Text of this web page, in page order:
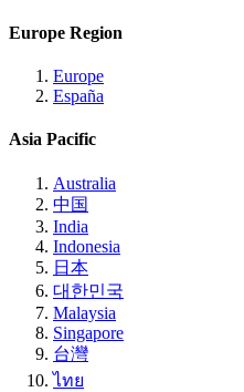
Europe Region
Europe
España
Asia Pacific
Australia
中国
India
Indonesia
日本
대한민국
Malaysia
Singapore
台灣
ไทย